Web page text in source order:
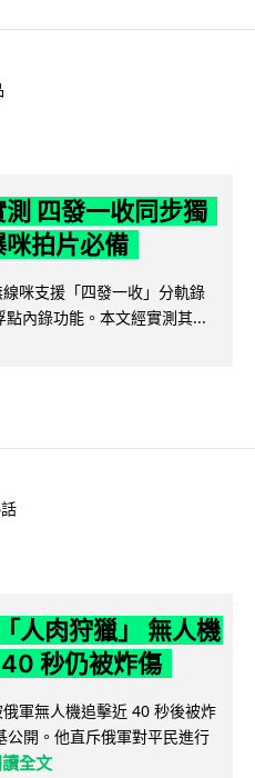
四發一收同步獨
拍片必備
咪支援「四發一收」分軌錄
內錄功能。本文經實測其...
人肉狩獵」 無人機
秒仍被炸傷
軍無人機追擊近 40 秒後被炸
開。他直斥俄軍對平民進行
全文